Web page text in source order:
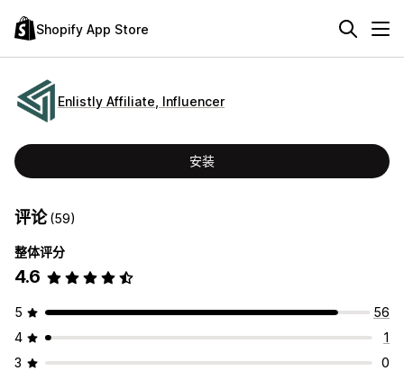
Shopify App Store
Enlistly Affiliate, Influencer
安装
评论(59)
整体评分
4.6
5
56
4
1
3
0